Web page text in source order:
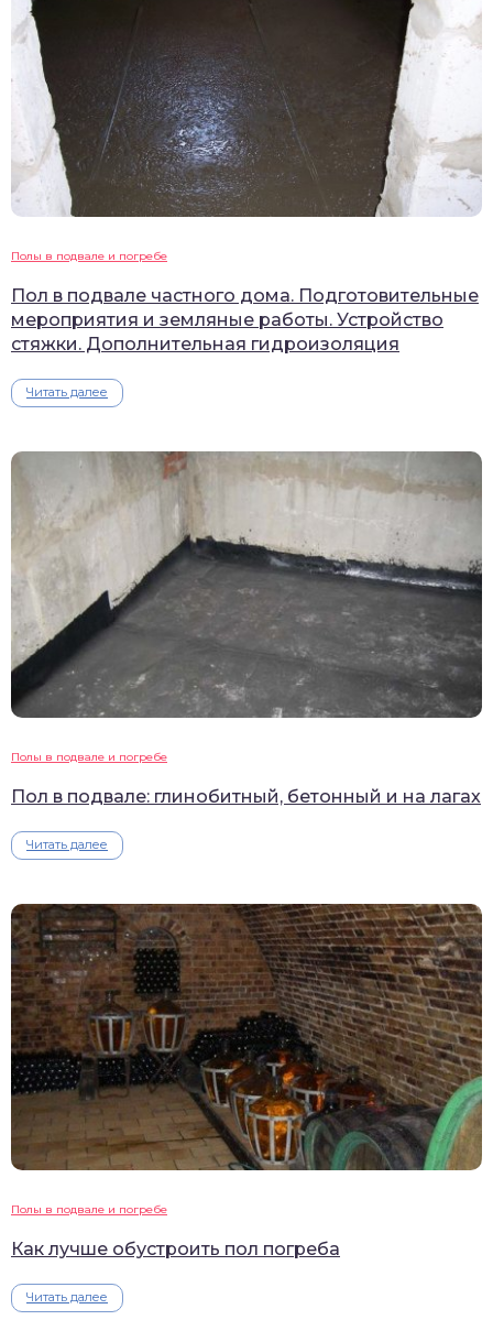
Полы в подвале и погребе
Пол в подвале частного дома. Подготовительные
мероприятия и земляные работы. Устройство
стяжки. Дополнительная гидроизоляция
Читать далее
Полы в подвале и погребе
Пол в подвале: глинобитный, бетонный и на лагах
Читать далее
Полы в подвале и погребе
Как лучше обустроить пол погреба
Читать далее